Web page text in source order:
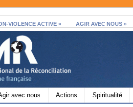
VIOLENCE ACTIVE » AGIR AVEC NOUS »
avec nous Actions Spiritualité